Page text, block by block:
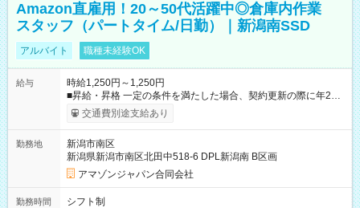
Amazon直雇用！20～50代活躍中◎倉庫内作業
スタッフ（パートタイム/日勤）｜新潟南SSD
アルバイト 職種未経験OK
給与
時給1,250円～1,250円
■昇給・昇格 一定の条件を満たした場合、契約更新の際に年2回
まで昇給の機会があります。 ■正社員登用制度あり ※月末締/翌
月25日支払い ※時間外手当、別途支給 ※深夜割増賃金 (22:00～
☆Amazon直雇用で安定して働けます！ 【試用期間】試用期間
あり 試用期間の長さ：1週間 雇用形態、給与は本採用時と同じ
です。
交通費別途支給あり
勤務地
新潟市南区
新潟県新潟市南区北田中518-6 DPL新潟南 B区画
アマゾンジャパン合同会社
勤務時間
シフト制